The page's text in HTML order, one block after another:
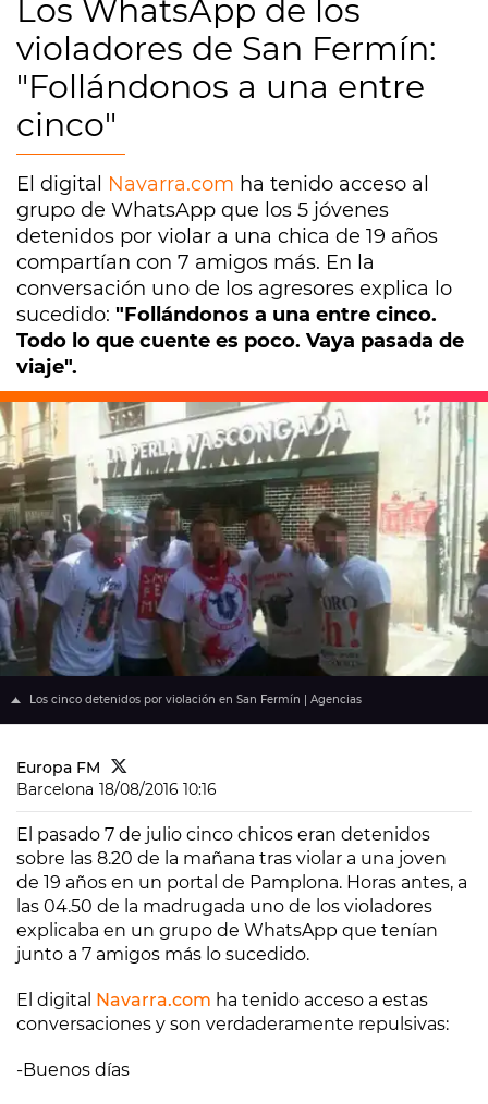
Los WhatsApp de los
violadores de San Fermín:
"Follándonos a una entre
cinco"
El digital Navarra.com ha tenido acceso al
grupo de WhatsApp que los 5 jóvenes
detenidos por violar a una chica de 19 años
compartían con 7 amigos más. En la
conversación uno de los agresores explica lo
sucedido: "Follándonos a una entre cinco.
Todo lo que cuente es poco. Vaya pasada de
viaje".
Los cinco detenidos por violación en San Fermín | Agencias
Europa FM
Barcelona 18/08/2016 10:16
El pasado 7 de julio cinco chicos eran detenidos
sobre las 8.20 de la mañana tras violar a una joven
de 19 años en un portal de Pamplona. Horas antes, a
las 04.50 de la madrugada uno de los violadores
explicaba en un grupo de WhatsApp que tenían
junto a 7 amigos más lo sucedido.
El digital Navarra.com ha tenido acceso a estas
conversaciones y son verdaderamente repulsivas:
-Buenos días